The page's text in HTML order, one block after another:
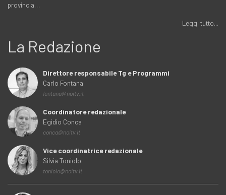
provincia…
Leggi tutto...
La Redazione
Direttore responsabile Tg e Programmi
Carlo Fontana
fontana@noitv.it
Coordinatore redazionale
Egidio Conca
conca@noitv.it
Vice coordinatrice redazionale
Silvia Toniolo
toniolo@noitv.it